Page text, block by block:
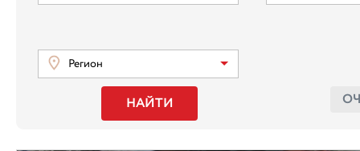
Регион
НАЙТИ